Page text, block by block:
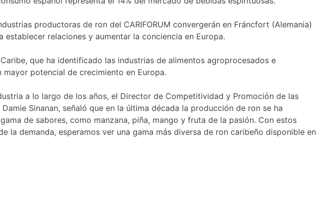
productoras de ron del CARIFORUM convergerán en Fráncfort (Alemania)
establecer relaciones y aumentar la conciencia en Europa.
que ha identificado las industrias de alimentos agroprocesados e
potencial de crecimiento en Europa.
a lo largo de los años, el Director de Competitividad y Promoción de las
Sinanan, señaló que en la última década la producción de ron se ha
de sabores, como manzana, piña, mango y fruta de la pasión. Con estos
la demanda, esperamos ver una gama más diversa de ron caribeño disponible en